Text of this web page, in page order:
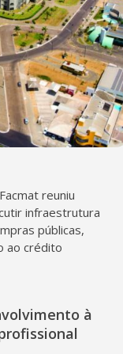
reuniu
infraestrutura
públicas,
ao crédito
à